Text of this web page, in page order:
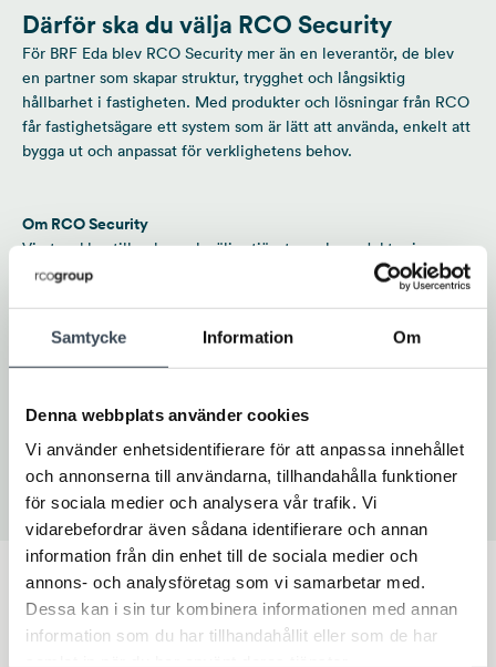
Samtycke Information Om
Denna webbplats använder cookies
Vi använder enhetsidentifierare för att anpassa innehållet
och annonserna till användarna, tillhandahålla funktioner
för sociala medier och analysera vår trafik. Vi
vidarebefordrar även sådana identifierare och annan
information från din enhet till de sociala medier och
annons- och analysföretag som vi samarbetar med.
Dessa kan i sin tur kombinera informationen med annan
information som du har tillhandahållit eller som de har
Därför ska du välja RCO Security
För BRF Eda blev RCO Security mer än en leverantör, de blev
en partner som skapar struktur, trygghet och långsiktig
hållbarhet i fastigheten. Med produkter och lösningar från RCO
får fastighetsägare ett system som är lätt att använda, enkelt att
bygga ut och anpassat för verklighetens behov.
Om RCO Security
Vi utvecklar, tillverkar och säljer tjänster och produkter inom
passersystem och larmsystem i Sverige. Vi jobbar nära kunden
för att förstå behoven och tillsammans utveckla rätt system.
passage och inbrottslarm i flera fastigheter spridda över landet,
till kodlås för en enda dörr. För mer information vänligen
Prenumera på vårt nyhetsbrev